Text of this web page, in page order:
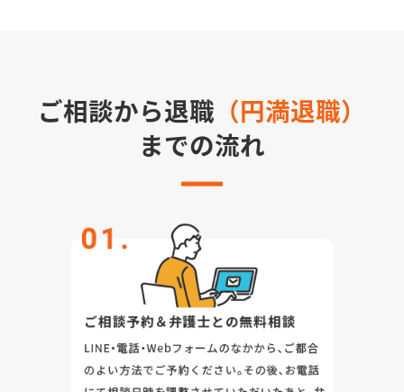
ご相談から退職 （円満退職）
までの流れ